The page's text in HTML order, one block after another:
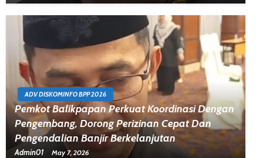
ADV DISKOMINFO BPP 2026
Pemkot Balikpapan Perkuat Koordinasi Dengan
Pengembang, Dorong Perizinan Cepat Dan
Pengendalian Banjir Berkelanjutan
Admin01 May 7, 2026